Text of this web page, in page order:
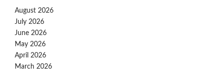
August 2026
July 2026
June 2026
May 2026
April 2026
March 2026